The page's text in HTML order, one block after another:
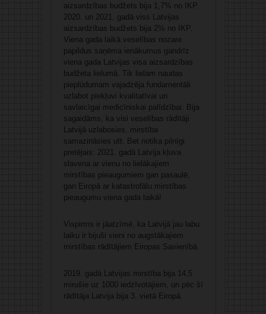
aizsardzības budžets bija 1,7% no IKP.
2020. un 2021. gadā viss Latvijas
aizsardzības budžets bija 2% no IKP.
Viena gada laikā veselības nozare
papildus saņēma ienākumus gandrīz
viena gada Latvijas visa aizsardzības
budžeta lielumā. Tik lielam naudas
pieplūdumam vajadzēja fundamentāli
uzlabot piekļuvi kvalitatīvai un
savlaicīgai medicīniskai palīdzībai. Bija
sagaidāms, ka visi veselības rādītāji
Latvijā uzlabosies, mirstība
samazināsies utt. Bet notika pilnīgi
pretējais: 2021. gadā Latvija kļuva
slavena ar vienu no lielākajiem
mirstības pieaugumiem gan pasaulē,
gan Eiropā ar katastrofālu mirstības
pieaugumu viena gada laikā!
Vispirms ir jāatzīmē, ka Latvijā jau labu
laiku ir bijuši vieni no augstākajiem
mirstības rādītājiem Eiropas Savienībā.
2019. gadā Latvijas mirstība bija 14,5
mirušie uz 1000 iedzīvotājiem, un pēc šī
rādītāja Latvija bija 3. vietā Eiropā.